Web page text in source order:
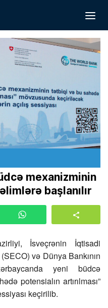
mexanizminin
başlanılır
İsveçrənin İqtisadi
və Dünya Bankının
yeni büdcə
potensialın artırılması”
keçirilib.